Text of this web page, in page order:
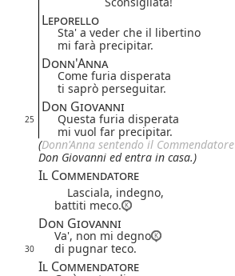
Leporello
Sta' a veder che il libertino
mi farà precipitar.
Donn'Anna
Come furia disperata
ti saprò perseguitar.
Don Giovanni
25 Questa furia disperata
mi vuol far precipitar.
(Donn'Anna sentendo il Commendatore
Don Giovanni ed entra in casa.)
Il Commendatore
Lasciala, indegno,
battiti meco.
Don Giovanni
Va', non mi degno
30 di pugnar teco.
Il Commendatore